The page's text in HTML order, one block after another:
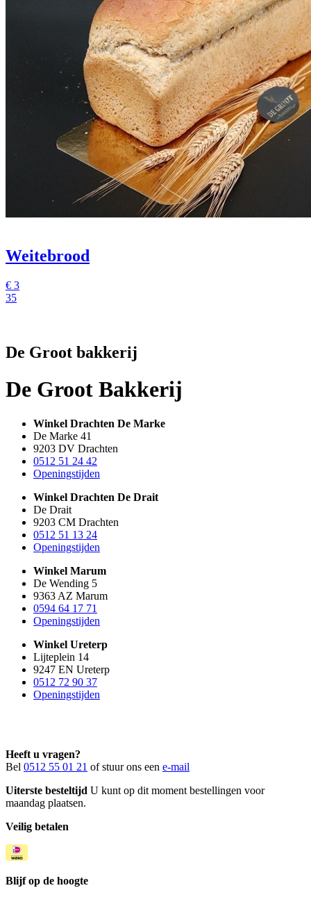
Weitebrood
€ 3
35
De Groot bakkerij
De Groot Bakkerij
Winkel Drachten De Marke
De Marke 41
9203 DV Drachten
0512 51 24 42
Openingstijden
Winkel Drachten De Drait
De Drait
9203 CM Drachten
0512 51 13 24
Openingstijden
Winkel Marum
De Wending 5
9363 AZ Marum
0594 64 17 71
Openingstijden
Winkel Ureterp
Lijteplein 14
9247 EN Ureterp
0512 72 90 37
Openingstijden
Heeft u vragen?
Bel 0512 55 01 21 of stuur ons een e-mail
Uiterste besteltijd U kunt op dit moment bestellingen voor
maandag plaatsen.
Veilig betalen
Blijf op de hoogte